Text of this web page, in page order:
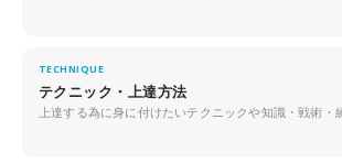
TECHNIQUE
テクニック・上達方法
上達する為に身に付けたいテクニックや知識・戦術・